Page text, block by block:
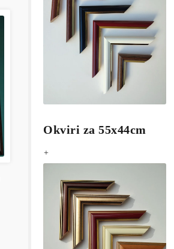
Okviri za 55x44cm
+